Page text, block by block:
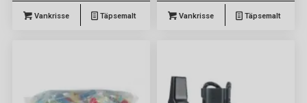
Vankrisse Täpsemalt Vankrisse Täpsemalt